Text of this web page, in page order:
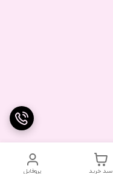
پروفایل سبد خرید